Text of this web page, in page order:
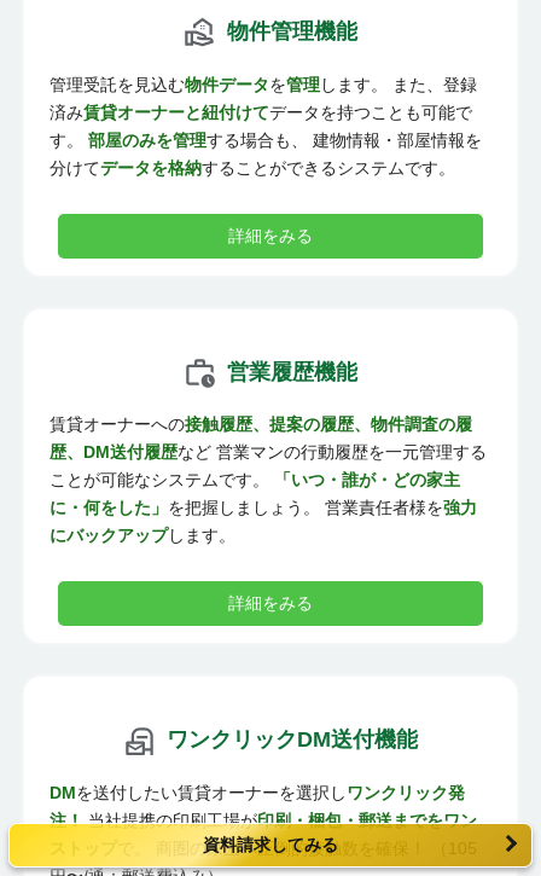
物件管理機能
管理受託を見込む物件データを管理します。 また、登録
済み賃貸オーナーと紐付けてデータを持つことも可能で
す。 部屋のみを管理する場合も、 建物情報・部屋情報を
分けてデータを格納することができるシステムです。
詳細をみる
営業履歴機能
賃貸オーナーへの接触履歴、提案の履歴、物件調査の履
歴、DM送付履歴など 営業マンの行動履歴を一元管理する
ことが可能なシステムです。
「いつ・誰が・どの家主
に・何をした」 を把握しましょう。 営業責任者様を強力
にバックアップします。
詳細をみる
ワンクリックDM送付機能
DMを送付したい賃貸オーナーを選択しワンクリック発
注！当社提携の印刷工場が印刷・梱包・郵送までをワン
ストップで。 商圏の家主へ圧倒的接触数を確保！ （105
資料請求してみる